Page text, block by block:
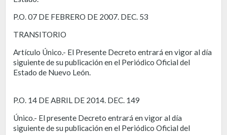
P.O. 07 DE FEBRERO DE 2007. DEC. 53
TRANSITORIO
Artículo Único.- El Presente Decreto entrará en vigor al día
siguiente de su publicación en el Periódico Oficial del
Estado de Nuevo León.
P.O. 14 DE ABRIL DE 2014. DEC. 149
Único.- El presente Decreto entrará en vigor al día
siguiente de su publicación en el Periódico Oficial del